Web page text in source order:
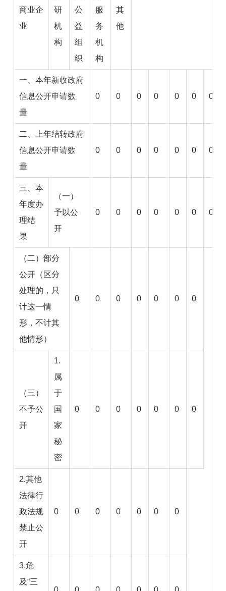
商业企
业
研
机
构
公
益
组
织
服
务
机
构
其
他
一、本年新收政府
信息公开申请数
量
0 0 0 0 0 0 0
二、上年结转政府
信息公开申请数
量
0 0 0 0 0 0 0
三、本
年度办
理结
果
（一）
予以公
开
0 0 0 0 0 0 0
（二）部分
公开（区分
处理的，只
计这一情
形，不计其
他情形）
0 0 0 0 0 0 0
（三）
不予公
开
1.
属
于
国
家
秘
密
0 0 0 0 0 0 0
2.其他
法律行
政法规
禁止公
开
0 0 0 0 0 0 0
3.危
及“三